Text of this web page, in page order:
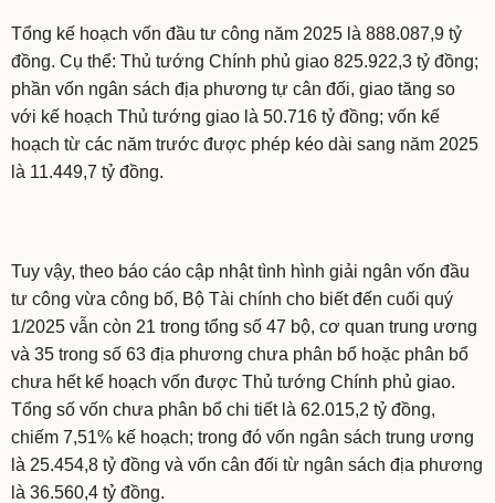
Tổng kế hoạch vốn đầu tư công năm 2025 là 888.087,9 tỷ
đồng. Cụ thể: Thủ tướng Chính phủ giao 825.922,3 tỷ đồng;
phần vốn ngân sách địa phương tự cân đối, giao tăng so
với kế hoạch Thủ tướng giao là 50.716 tỷ đồng; vốn kế
hoạch từ các năm trước được phép kéo dài sang năm 2025
là 11.449,7 tỷ đồng.
Tuy vậy, theo báo cáo cập nhật tình hình giải ngân vốn đầu
tư công vừa công bố, Bộ Tài chính cho biết đến cuối quý
1/2025 vẫn còn 21 trong tổng số 47 bộ, cơ quan trung ương
và 35 trong số 63 địa phương chưa phân bổ hoặc phân bổ
chưa hết kế hoạch vốn được Thủ tướng Chính phủ giao.
Tổng số vốn chưa phân bổ chi tiết là 62.015,2 tỷ đồng,
chiếm 7,51% kế hoạch; trong đó vốn ngân sách trung ương
là 25.454,8 tỷ đồng và vốn cân đối từ ngân sách địa phương
là 36.560,4 tỷ đồng.